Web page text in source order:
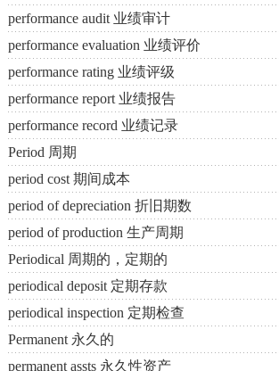
performance audit 业绩审计
performance evaluation 业绩评价
performance rating 业绩评级
performance report 业绩报告
performance record 业绩记录
Period 周期
period cost 期间成本
period of depreciation 折旧期数
period of production 生产周期
Periodical 周期的，定期的
periodical deposit 定期存款
periodical inspection 定期检查
Permanent 永久的
permanent assts 永久性资产